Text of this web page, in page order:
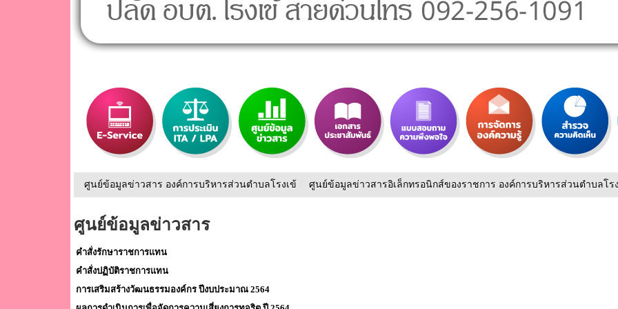
ศูนย์ข้อมูลข่าวสาร องค์การบริหารส่วนตำบลโรงเข้ / ศูนย์ข้อมูลข่าวสารอิเล็กทรอนิกส์ของราชการ องค์การบริหารส่วนตำบลโร
ศูนย์ข้อมูลข่าวสาร
คำสั่งรักษาราชการแทน
คำสั่งปฏิบัติราชการแทน
การเสริมสร้างวัฒนธรรมองค์กร ปีงบประมาณ 2564